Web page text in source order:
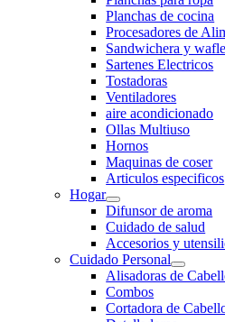
Planchas de cocina
Procesadores de
Sandwichera y
Sartenes Electricos
Tostadoras
Ventiladores
aire acondicionado
Ollas Multiuso
Hornos
Maquinas de coser
Articulos especificos
Hogar
Difunsor de aroma
Cuidado de salud
Accesorios y
Cuidado Personal
Alisadoras de
Combos
Cortadora de